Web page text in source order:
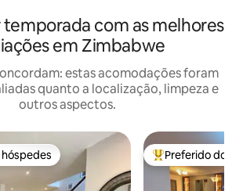
com as melhores
em Zimbabwe
estas acomodações foram
quanto a localização, limpeza e
outros aspectos.
preferidos dos hóspedes Entre os
Preferido dos